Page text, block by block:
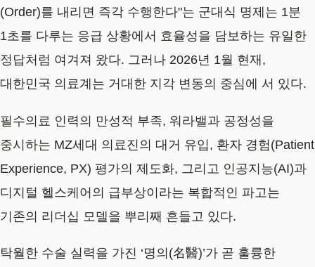
(Order)를 내리면 즉각 수행한다"는 군대식 명제는 1분
1초를 다루는 응급 상황에서 효율성을 담보하는 유일한
정답처럼 여겨져 왔다. 그러나 2026년 1월 현재,
대한민국 의료계는 거대한 지각 변동의 중심에 서 있다.
필수의료 인력의 만성적 부족, 워라밸과 공정성을
중시하는 MZ세대 의료진의 대거 유입, 환자 경험(Patient
Experience, PX) 평가의 제도화, 그리고 인공지능(AI)과
디지털 헬스케어의 급부상이라는 복합적인 파고는
기존의 리더십 모델을 뿌리째 흔들고 있다.
탁월한 수술 실력을 가진 ‘명의(名醫)’가 곧 훌륭한